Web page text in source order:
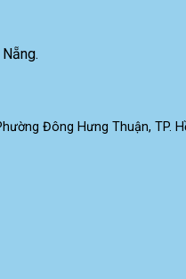
Đông Hưng Thuận, TP.